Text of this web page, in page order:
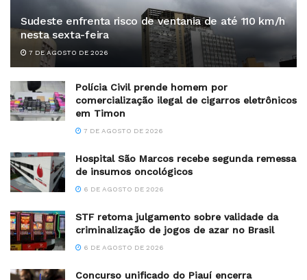
Sudeste enfrenta risco de ventania de até 110 km/h
nesta sexta-feira
7 DE AGOSTO DE 2026
Polícia Civil prende homem por
comercialização ilegal de cigarros eletrônicos
em Timon
7 DE AGOSTO DE 2026
Hospital São Marcos recebe segunda remessa
de insumos oncológicos
6 DE AGOSTO DE 2026
STF retoma julgamento sobre validade da
criminalização de jogos de azar no Brasil
6 DE AGOSTO DE 2026
Concurso unificado do Piauí encerra